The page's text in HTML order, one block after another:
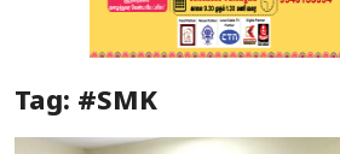
Tag: #SMK